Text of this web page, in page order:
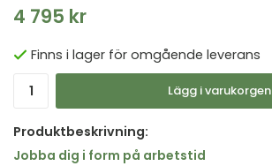
4 795 kr
Finns i lager för omgående leverans
Lägg i varukorgen
Produktbeskrivning:
Jobba dig i form på arbetstid